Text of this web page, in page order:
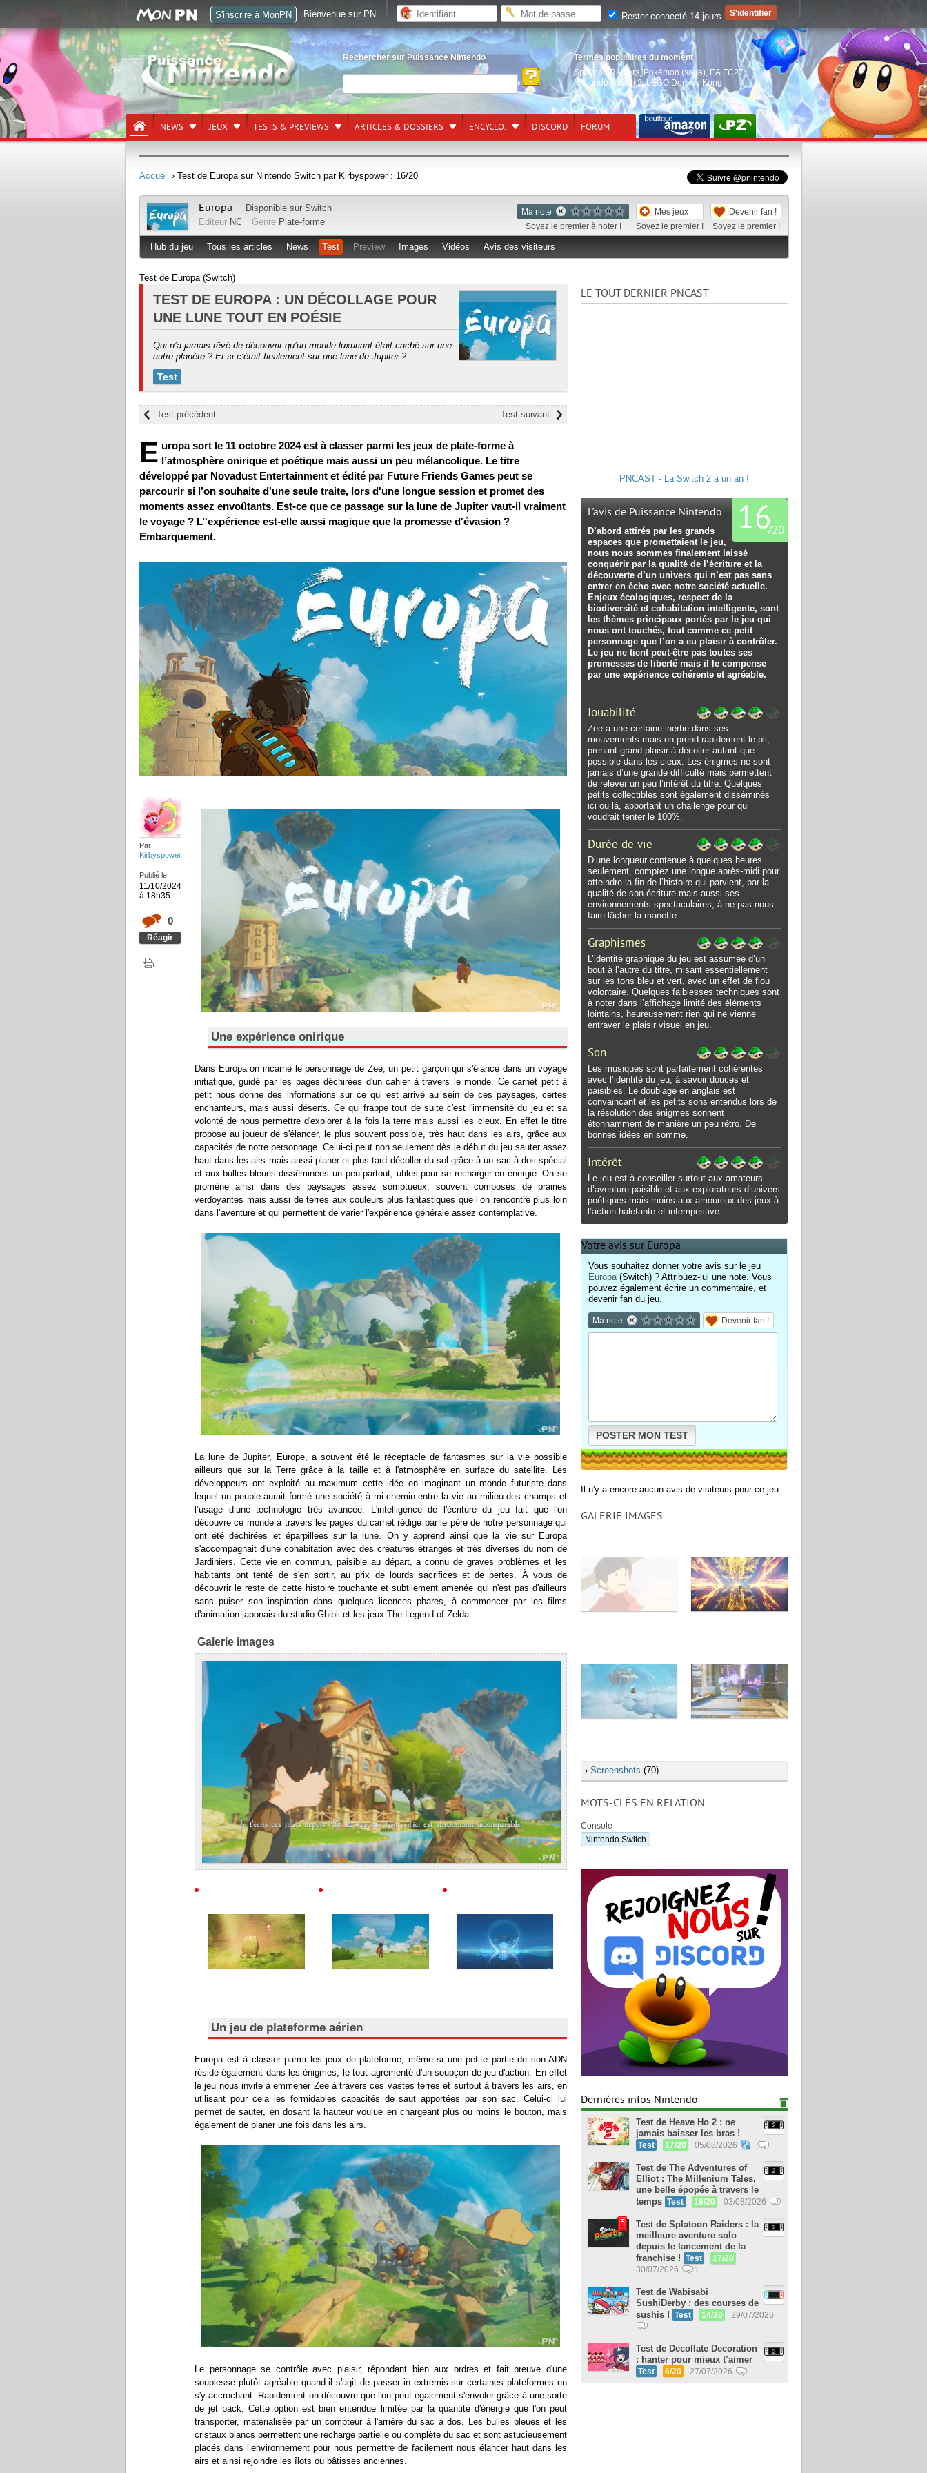
Rechercher sur Puissance Nintendo
Termes populaires du moment
Splatoon Raiders, Pokémon (saga) EA FC27,
Nintendo Switch 2,LEGO Donkey Kong
NEWS JEUX TESTS & PREVIEWS ARTICLES & DOSSIERS ENCYCLO. DISCORD FORUM
Accueil › Test de Europa sur Nintendo Switch par Kirbyspower : 16/20
Ma note
Soyez le premier à noter !
Mes jeux
Soyez le premier !
Devenir fan !
Soyez le premier !
Europa Disponible sur Switch
Editeur NC Genre Plate-forme
Hub du jeu Tous les articles News Test Preview Images Vidéos Avis des visiteurs
Test de Europa (Switch)
TEST DE EUROPA : UN DÉCOLLAGE POUR
UNE LUNE TOUT EN POÉSIE
Qui n’a jamais rêvé de découvrir qu’un monde luxuriant était caché sur une
autre planète ? Et si c’était finalement sur une lune de Jupiter ?
Test
Test suivant
Test précédent
E uropa sort le 11 octobre 2024 est à classer parmi les jeux de plate-forme à
l’atmosphère onirique et poétique mais aussi un peu mélancolique. Le titre
développé par Novadust Entertainment et édité par Future Friends Games peut se
parcourir si l’on souhaite d'une seule traite, lors d'une longue session et promet des
moments assez envoûtants. Est-ce que ce passage sur la lune de Jupiter vaut-il vraiment
le voyage ? L’'expérience est-elle aussi magique que la promesse d'évasion ?
Embarquement.
Par
Kirbyspower
Publié le
11/10/2024
à 18h35
0
Réagir
Une expérience onirique
Dans Europa on incarne le personnage de Zee, un petit garçon qui s'élance dans un voyage
initiatique, guidé par les pages déchirées d'un cahier à travers le monde. Ce carnet petit à
petit nous donne des informations sur ce qui est arrivé au sein de ces paysages, certes
enchanteurs, mais aussi déserts. Ce qui frappe tout de suite c'est l'immensité du jeu et sa
volonté de nous permettre d'explorer à la fois la terre mais aussi les cieux. En effet le titre
propose au joueur de s'élancer, le plus souvent possible, très haut dans les airs, grâce aux
capacités de notre personnage. Celui-ci peut non seulement dès le début du jeu sauter assez
haut dans les airs mais aussi planer et plus tard décoller du sol grâce à un sac à dos spécial
et aux bulles bleues disséminées un peu partout, utiles pour se recharger en énergie. On se
promène ainsi dans des paysages assez somptueux, souvent composés de prairies
verdoyantes mais aussi de terres aux couleurs plus fantastiques que l’on rencontre plus loin
dans l’aventure et qui permettent de varier l'expérience générale assez contemplative.
La lune de Jupiter, Europe, a souvent été le réceptacle de fantasmes sur la vie possible
ailleurs que sur la Terre grâce à la taille et à l'atmosphère en surface du satellite. Les
développeurs ont exploité au maximum cette idée en imaginant un monde futuriste dans
lequel un peuple aurait formé une société à mi-chemin entre la vie au milieu des champs et
l’usage d’une technologie très avancée. L'intelligence de l'écriture du jeu fait que l'on
découvre ce monde à travers les pages du carnet rédigé par le père de notre personnage qui
ont été déchirées et éparpillées sur la lune. On y apprend ainsi que la vie sur Europa
s'accompagnait d'une cohabitation avec des créatures étranges et très diverses du nom de
Jardiniers. Cette vie en commun, paisible au départ, a connu de graves problèmes et les
habitants ont tenté de s'en sortir, au prix de lourds sacrifices et de pertes. À vous de
découvrir le reste de cette histoire touchante et subtilement amenée qui n'est pas d'ailleurs
sans puiser son inspiration dans quelques licences phares, à commencer par les films
d'animation japonais du studio Ghibli et les jeux The Legend of Zelda.
Galerie images
Un jeu de plateforme aérien
Europa est à classer parmi les jeux de plateforme, même si une petite partie de son ADN
réside également dans les énigmes, le tout agrémenté d'un soupçon de jeu d'action. En effet
le jeu nous invite à emmener Zee à travers ces vastes terres et surtout à travers les airs, en
utilisant pour cela les formidables capacités de saut apportées par son sac. Celui-ci lui
permet de sauter, en dosant la hauteur voulue en chargeant plus ou moins le bouton, mais
également de planer une fois dans les airs.
Le personnage se contrôle avec plaisir, répondant bien aux ordres et fait preuve d'une
souplesse plutôt agréable quand il s'agit de passer in extremis sur certaines plateformes en
s'y accrochant. Rapidement on découvre que l'on peut également s'envoler grâce à une sorte
de jet pack. Cette option est bien entendue limitée par la quantité d'énergie que l'on peut
transporter, matérialisée par un compteur à l'arrière du sac à dos. Les bulles bleues et les
cristaux blancs permettent une recharge partielle ou complète du sac et sont astucieusement
placés dans l’environnement pour nous permettre de facilement nous élancer haut dans les
airs et ainsi rejoindre les îlots ou bâtisses anciennes.
LE TOUT DERNIER PNCAST
PNCAST - La Switch 2 a un an !
16
/20
L'avis de Puissance Nintendo
D’abord attirés par les grands
espaces que promettaient le jeu,
nous nous sommes finalement laissé
conquérir par la qualité de l’écriture et la
découverte d’un univers qui n’est pas sans
entrer en écho avec notre société actuelle.
Enjeux écologiques, respect de la
biodiversité et cohabitation intelligente, sont
les thèmes principaux portés par le jeu qui
nous ont touchés, tout comme ce petit
personnage que l’on a eu plaisir à contrôler.
Le jeu ne tient peut-être pas toutes ses
promesses de liberté mais il le compense
par une expérience cohérente et agréable.
Jouabilité
Zee a une certaine inertie dans ses
mouvements mais on prend rapidement le pli,
prenant grand plaisir à décoller autant que
possible dans les cieux. Les énigmes ne sont
jamais d’une grande difficulté mais permettent
de relever un peu l’intérêt du titre. Quelques
petits collectibles sont également disséminés
ici ou là, apportant un challenge pour qui
voudrait tenter le 100%.
Durée de vie
D’une longueur contenue à quelques heures
seulement, comptez une longue après-midi pour
atteindre la fin de l’histoire qui parvient, par la
qualité de son écriture mais aussi ses
environnements spectaculaires, à ne pas nous
faire lâcher la manette.
Graphismes
L’identité graphique du jeu est assumée d’un
bout à l’autre du titre, misant essentiellement
sur les tons bleu et vert, avec un effet de flou
volontaire. Quelques faiblesses techniques sont
à noter dans l’affichage limité des éléments
lointains, heureusement rien qui ne vienne
entraver le plaisir visuel en jeu.
Son
Les musiques sont parfaitement cohérentes
avec l’identité du jeu, à savoir douces et
paisibles. Le doublage en anglais est
convaincant et les petits sons entendus lors de
la résolution des énigmes sonnent
étonnamment de manière un peu rétro. De
bonnes idées en somme.
Intérêt
Le jeu est à conseiller surtout aux amateurs
d’aventure paisible et aux explorateurs d’univers
poétiques mais moins aux amoureux des jeux à
l’action haletante et intempestive.
Votre avis sur Europa
Vous souhaitez donner votre avis sur le jeu
Europa(Switch) ? Attribuez-lui une note. Vous
pouvez également écrire un commentaire, et
devenir fan du jeu.
Ma note Devenir fan !
POSTER MON TEST
Il n'y a encore aucun avis de visiteurs pour ce jeu.
GALERIE IMAGES
› Screenshots (70)
MOTS-CLÉS EN RELATION
Console
Nintendo Switch
Dernières infos Nintendo
Test de Heave Ho 2 : ne
jamais baisser les bras !
Test 17/20 05/08/2026
Test de The Adventures of
Elliot : The Millenium Tales,
une belle épopée à travers le
temps Test 16/20 03/08/2026
Test de Splatoon Raiders : la
meilleure aventure solo
depuis le lancement de la
franchise !
Test
17/20
30/07/2026
1
Test de Wabisabi
SushiDerby : des courses de
sushis !
Test 14/20 29/07/2026
Test de Decollate Decoration
: hanter pour mieux t’aimer
Test 6/20 27/07/2026
S'inscrire à MonPN Bienvenue sur PN Rester connecté 14 jours